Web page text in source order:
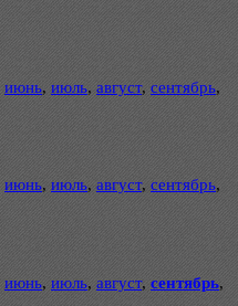
июнь, июль, август, сентябрь,
июнь, июль, август, сентябрь,
июнь, июль, август, сентябрь,